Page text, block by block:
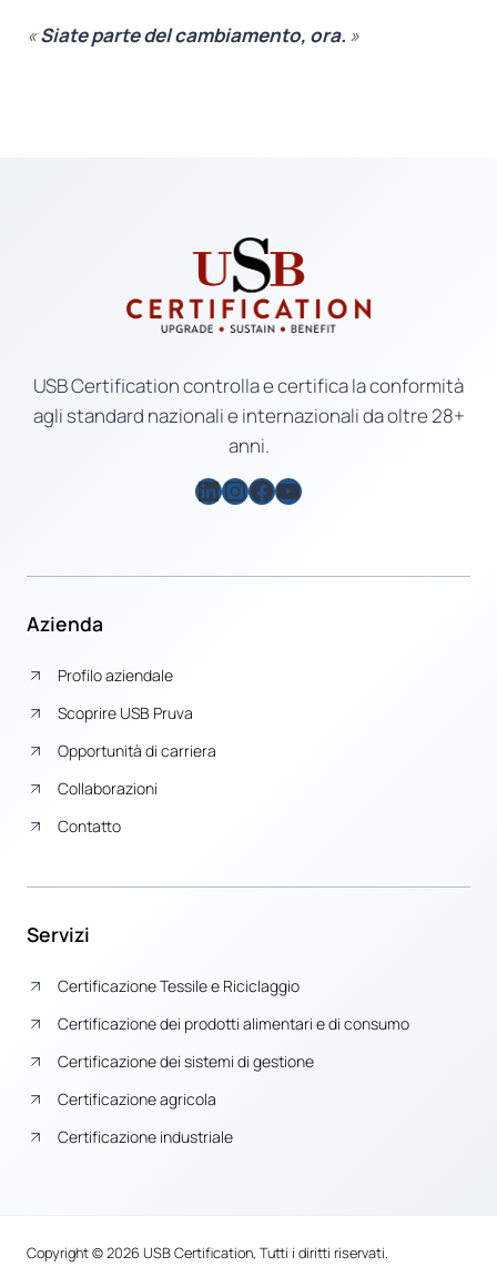
«Siate parte del cambiamento, ora. »
USB Certification controlla e certifica la conformità
agli standard nazionali e internazionali da oltre 28+
anni.
LinkedIn
Instagram
Facebook
YouTube
Azienda
Profilo aziendale
Scoprire USB Pruva
Opportunità di carriera
Collaborazioni
Contatto
Servizi
Certificazione Tessile e Riciclaggio
Certificazione dei prodotti alimentari e di consumo
Certificazione dei sistemi di gestione
Certificazione agricola
Certificazione industriale
Copyright © 2026 USB Certification, Tutti i diritti riservati.